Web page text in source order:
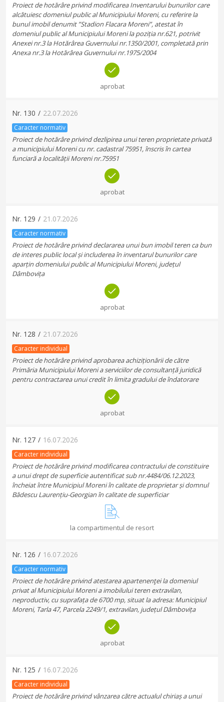
Proiect de hotărâre privind modificarea Inventarului bunurilor care
alcătuiesc domeniul public al Municipiului Moreni, cu referire la
bunul imobil denumit ”Stadion Flacara Moreni”, atestat în
domeniul public al Municipiului Moreni la poziția nr.621, potrivit
Anexei nr.3 la Hotărârea Guvernului nr.1350/2001, completată prin
Anexa nr.3 la Hotărârea Guvernului nr.1975/2004
aprobat
Nr. 130 / 22.07.2026
Caracter normativ
Proiect de hotărâre privind dezlipirea unui teren proprietate privată
a municipiului Moreni cu nr. cadastral 75951, înscris în cartea
funciară a localității Moreni nr.75951
aprobat
Nr. 129 / 21.07.2026
Caracter normativ
Proiect de hotărâre privind declararea unui bun imobil teren ca bun
de interes public local și includerea în inventarul bunurilor care
aparțin domeniului public al Municipiului Moreni, județul
Dâmbovița
aprobat
Nr. 128 / 21.07.2026
Caracter individual
Proiect de hotărâre privind aprobarea achiziționării de către
Primăria Municipiului Moreni a serviciilor de consultanță juridică
pentru contractarea unui credit în limita gradului de îndatorare
aprobat
Nr. 127 / 16.07.2026
Caracter individual
Proiect de hotărâre privind modificarea contractului de constituire
a unui drept de superficie autentificat sub nr.4484/06.12.2023,
încheiat între Municipiul Moreni în calitate de proprietar și domnul
Bădescu Laurențiu-Georgian în calitate de superficiar
la compartimentul de resort
Nr. 126 / 16.07.2026
Caracter normativ
Proiect de hotărâre privind atestarea apartenenţei la domeniul
privat al Municipiului Moreni a imobilului teren extravilan,
neproductiv, cu suprafața de 6700 mp, situat la adresa: Municipiul
Moreni, Tarla 47, Parcela 2249/1, extravilan, județul Dâmbovița
aprobat
Nr. 125 / 16.07.2026
Caracter individual
Proiect de hotărâre privind vânzarea către actualul chiriaș a unui